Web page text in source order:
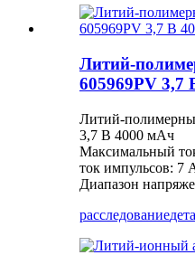
Литий-
605969PV 3,7
Литий-
3,7 В 4000 мАч
Максимальный
ток импульсов: 7
Диапазон
расследование